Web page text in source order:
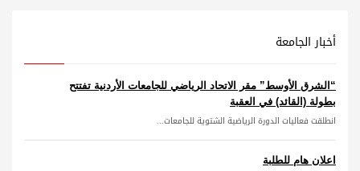
أخبار الجامعة
“الشرق الأوسط” مقر الاتحاد الرياضي للجامعات الأردنية تفتتح
بطولة (القائد) في العقبة
انطلقت فعاليات الدورة الرياضية الشتوية للجامعات...
اعلان هام للطلبة